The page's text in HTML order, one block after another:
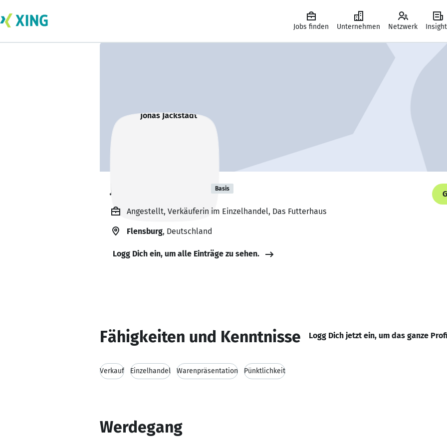
Jobs finden Unternehmen Netzwerk
Jonas Jackstadt Basis
Angestellt, Verkäuferin im Einzelhandel, Das Futterhaus
Flensburg, Deutschland
Logg Dich ein, um alle Einträge zu sehen.
Fähigkeiten und Kenntnisse Logg Dich jetzt ein, um das ganze
Verkauf Einzelhandel Warenpräsentation Pünktlichkeit
Werdegang